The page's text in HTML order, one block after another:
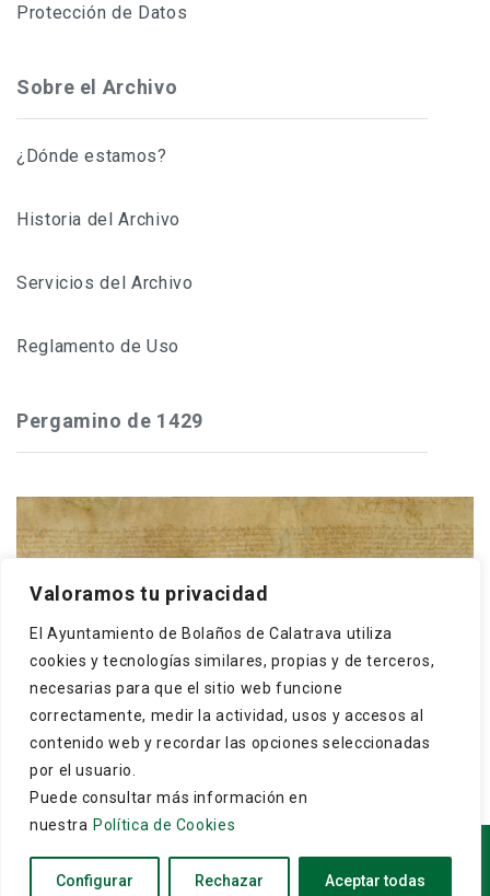
Valoramos tu privacidad
El Ayuntamiento de Bolaños de Calatrava utiliza
cookies y tecnologías similares, propias y de terceros,
necesarias para que el sitio web funcione
correctamente, medir la actividad, usos y accesos al
contenido web y recordar las opciones seleccionadas
por el usuario.
Puede consultar más información en
nuestra Política de Cookies
Configurar Rechazar Aceptar todas
Protección de Datos
Sobre el Archivo
¿Dónde estamos?
Historia del Archivo
Servicios del Archivo
Reglamento de Uso
Pergamino de 1429
Calatrava, concede a los cristianos y moros de
Bolaños que puedan hacer una dehesa boyal en El
Monte, término ...
Copyright © 2026Archivo Municipal de Bolaños de